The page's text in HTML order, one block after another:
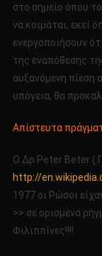
στο σημείο όπου
να κοιμάται, εκεί
ενεργοποιήσουν
της εναπόθεσης
αυξανόμενη πίεση
υπόγεια, θα
Απίστευτα
Ο Δρ Peter Beter (
http://
1977 οι Ρώσοι
>> σε ορισμένα
Φιλιππίνες!!!!